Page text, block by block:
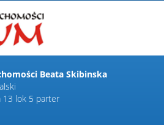
Beata Skibinska
13 lok 5 parter